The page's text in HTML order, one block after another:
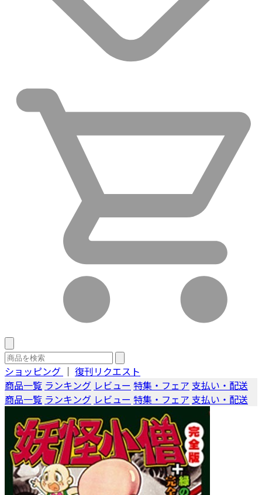
ショッピング ｜ 復刊リクエスト
商品一覧 ランキング レビュー 特集・フェア 支払い・配送
商品一覧 ランキング レビュー 特集・フェア 支払い・配送